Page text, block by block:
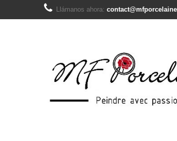
Llámanos ahora: